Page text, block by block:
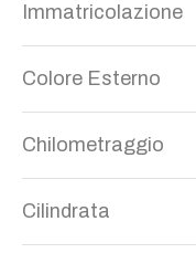
Immatricolazione
Colore Esterno
Chilometraggio
Cilindrata